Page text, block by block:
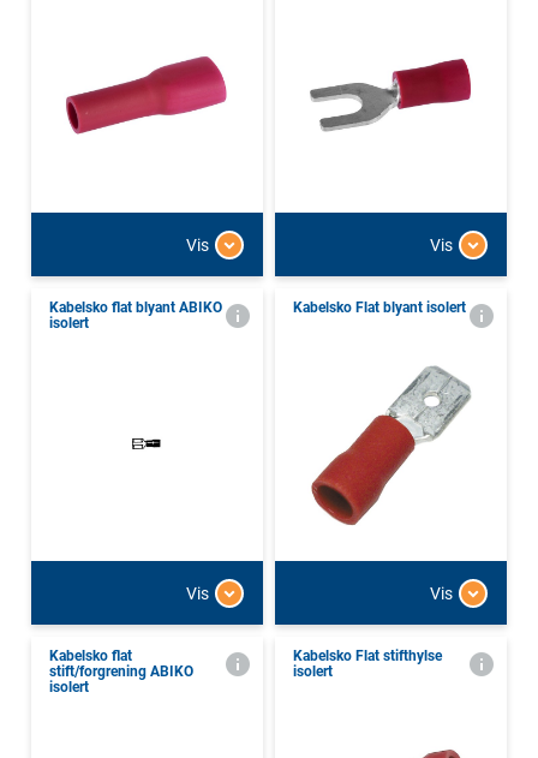
Vis Vis
Kabelsko flat blyant ABIKO
isolert
Vis
Kabelsko Flat blyant isolert
Vis
Kabelsko flat
stift/forgrening ABIKO
isolert
Kabelsko Flat stifthylse
isolert